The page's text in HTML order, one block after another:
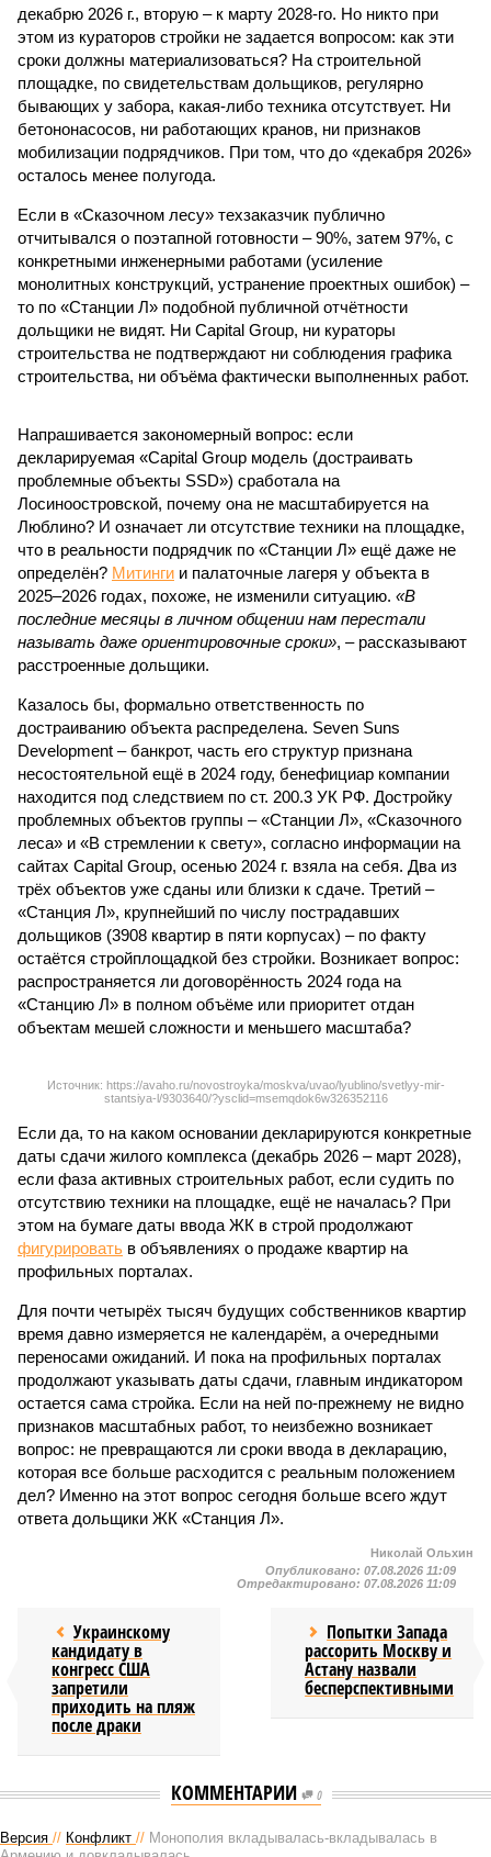
декабрю 2026 г., вторую – к марту 2028-го. Но никто при
этом из кураторов стройки не задается вопросом: как эти
сроки должны материализоваться? На строительной
площадке, по свидетельствам дольщиков, регулярно
бывающих у забора, какая-либо техника отсутствует. Ни
бетононасосов, ни работающих кранов, ни признаков
мобилизации подрядчиков. При том, что до «декабря 2026»
осталось менее полугода.
Если в «Сказочном лесу» техзаказчик публично
отчитывался о поэтапной готовности – 90%, затем 97%, с
конкретными инженерными работами (усиление
монолитных конструкций, устранение проектных ошибок) –
то по «Станции Л» подобной публичной отчётности
дольщики не видят. Ни Capital Group, ни кураторы
строительства не подтверждают ни соблюдения графика
строительства, ни объёма фактически выполненных работ.
Напрашивается закономерный вопрос: если
декларируемая «Capital Group модель (достраивать
проблемные объекты SSD») сработала на
Лосиноостровской, почему она не масштабируется на
Люблино? И означает ли отсутствие техники на площадке,
что в реальности подрядчик по «Станции Л» ещё даже не
определён? Митинги и палаточные лагеря у объекта в
2025–2026 годах, похоже, не изменили ситуацию. «В
последние месяцы в личном общении нам перестали
называть даже ориентировочные сроки», – рассказывают
расстроенные дольщики.
Казалось бы, формально ответственность по
достраиванию объекта распределена. Seven Suns
Development – банкрот, часть его структур признана
несостоятельной ещё в 2024 году, бенефициар компании
находится под следствием по ст. 200.3 УК РФ. Достройку
проблемных объектов группы – «Станции Л», «Сказочного
леса» и «В стремлении к свету», согласно информации на
сайтах Capital Group, осенью 2024 г. взяла на себя. Два из
трёх объектов уже сданы или близки к сдаче. Третий –
«Станция Л», крупнейший по числу пострадавших
дольщиков (3908 квартир в пяти корпусах) – по факту
остаётся стройплощадкой без стройки. Возникает вопрос:
распространяется ли договорённость 2024 года на
«Станцию Л» в полном объёме или приоритет отдан
объектам мешей сложности и меньшего масштаба?
Источник: https://avaho.ru/novostroyka/moskva/uvao/lyublino/svetlyy-mir-
stantsiya-l/9303640/?ysclid=msemqdok6w326352116
Если да, то на каком основании декларируются конкретные
даты сдачи жилого комплекса (декабрь 2026 – март 2028),
если фаза активных строительных работ, если судить по
отсутствию техники на площадке, ещё не началась? При
этом на бумаге даты ввода ЖК в строй продолжают
фигурировать в объявлениях о продаже квартир на
профильных порталах.
Для почти четырёх тысяч будущих собственников квартир
время давно измеряется не календарём, а очередными
переносами ожиданий. И пока на профильных порталах
продолжают указывать даты сдачи, главным индикатором
остается сама стройка. Если на ней по-прежнему не видно
признаков масштабных работ, то неизбежно возникает
вопрос: не превращаются ли сроки ввода в декларацию,
которая все больше расходится с реальным положением
дел? Именно на этот вопрос сегодня больше всего ждут
ответа дольщики ЖК «Станция Л».
Николай Ольхин
Опубликовано: 07.08.2026 11:09
Отредактировано: 07.08.2026 11:09
Украинскому
кандидату в
конгресс США
запретили
приходить на пляж
после драки
Попытки Запада
рассорить Москву и
Астану назвали
бесперспективными
КОММЕНТАРИИ 0
Версия // Конфликт // Монополия вкладывалась-вкладывалась в